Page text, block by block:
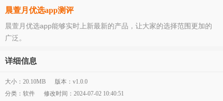
晨萱月优选app测评
晨萱月优选app能够实时上新最新的产品，让大家的选择范围更加的
广泛。
详细信息
大小：20.10MB
版本：v1.0.0
分类：软件
修改时间：2024-07-02 10:40:51